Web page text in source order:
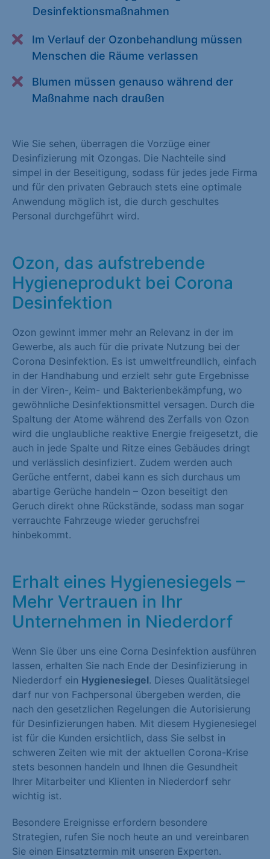
Desinfektionsmaßnahmen
Im Verlauf der Ozonbehandlung müssen
Menschen die Räume verlassen
Blumen müssen genauso während der
Maßnahme nach draußen
Wie Sie sehen, überragen die Vorzüge einer
Desinfizierung mit Ozongas. Die Nachteile sind
simpel in der Beseitigung, sodass für jedes jede Firma
und für den privaten Gebrauch stets eine optimale
Anwendung möglich ist, die durch geschultes
Personal durchgeführt wird.
Ozon, das aufstrebende
Hygieneprodukt bei Corona
Desinfektion
Ozon gewinnt immer mehr an Relevanz in der im
Gewerbe, als auch für die private Nutzung bei der
Corona Desinfektion. Es ist umweltfreundlich, einfach
in der Handhabung und erzielt sehr gute Ergebnisse
in der Viren-, Keim- und Bakterienbekämpfung, wo
gewöhnliche Desinfektionsmittel versagen. Durch die
Spaltung der Atome während des Zerfalls von Ozon
wird die unglaubliche reaktive Energie freigesetzt, die
auch in jede Spalte und Ritze eines Gebäudes dringt
und verlässlich desinfiziert. Zudem werden auch
Gerüche entfernt, dabei kann es sich durchaus um
abartige Gerüche handeln – Ozon beseitigt den
Geruch direkt ohne Rückstände, sodass man sogar
verrauchte Fahrzeuge wieder geruchsfrei
hinbekommt.
Erhalt eines Hygienesiegels –
Mehr Vertrauen in Ihr
Unternehmen in Niederdorf
Wenn Sie über uns eine Corna Desinfektion ausführen
lassen, erhalten Sie nach Ende der Desinfizierung in
Niederdorf ein Hygienesiegel. Dieses Qualitätsiegel
darf nur von Fachpersonal übergeben werden, die
nach den gesetzlichen Regelungen die Autorisierung
für Desinfizierungen haben. Mit diesem Hygienesiegel
ist für die Kunden ersichtlich, dass Sie selbst in
schweren Zeiten wie mit der aktuellen Corona-Krise
stets besonnen handeln und Ihnen die Gesundheit
Ihrer Mitarbeiter und Klienten in Niederdorf sehr
wichtig ist.
Besondere Ereignisse erfordern besondere
Strategien, rufen Sie noch heute an und vereinbaren
Sie einen Einsatztermin mit unseren Experten.
Alle akzeptieren Speichern
Zurück
Essenzielle Cookies ermöglichen grundlegende Funktionen und
Statistiken (1)
Statistik Cookies erfassen Informationen anonym. Diese
Informationen helfen uns zu verstehen, wie unsere Besucher
unsere Website nutzen. Statistik Cookies erfassen Informationen
anonym. Diese Informationen helfen uns zu verstehen, wie
Cookie-Informationen anzeigen
Marketing (1)
Marketing-Cookies werden von Drittanbietern oder Publishern
dies, indem sie Besucher über Websites hinweg verfolgen.
Cookie-Informationen anzeigen
Externe Medien (1)
Inhalte von Videoplattformen und Social-Media-Plattformen
werden standardmäßig blockiert. Wenn Cookies von externen
Medien akzeptiert werden, bedarf der Zugriff auf diese Inhalte
keiner manuellen Einwilligung mehr.
Cookie-Informationen anzeigen
Datenschutzerklärung